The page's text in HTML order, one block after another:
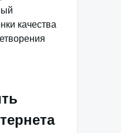
качества